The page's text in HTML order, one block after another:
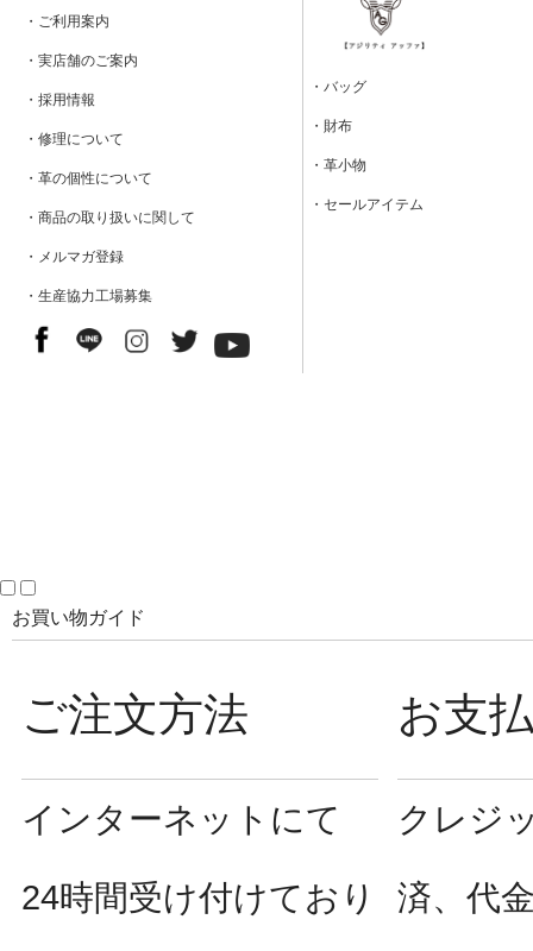
・ご利用案内
・実店舗のご案内
・採用情報
・修理について
・革の個性について
・商品の取り扱いに関して
・メルマガ登録
・生産協力工場募集
・バッグ
・財布
・革小物
・セールアイテム
お買い物ガイド
ご注文方法
インターネットにて
24時間受け付けており
お支
クレジ
済、代